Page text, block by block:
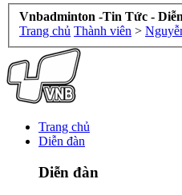
Vnbadminton -Tin Tức -
Trang chủ Thành viên >
Trang chủ
Diễn đàn
Diễn đàn